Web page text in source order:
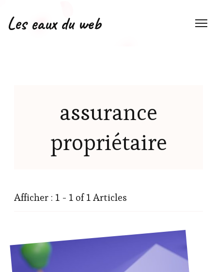
Les eaux du web
assurance
propriétaire
Afficher : 1 - 1 of 1 Articles